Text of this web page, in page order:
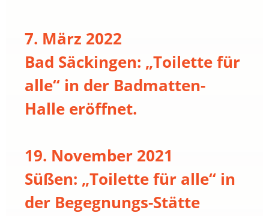
7. März 2022
Bad Säckingen: „Toilette für
alle“ in der Badmatten-
Halle eröffnet.
19. November 2021
Süßen: „Toilette für alle“ in
der Begegnungs-Stätte